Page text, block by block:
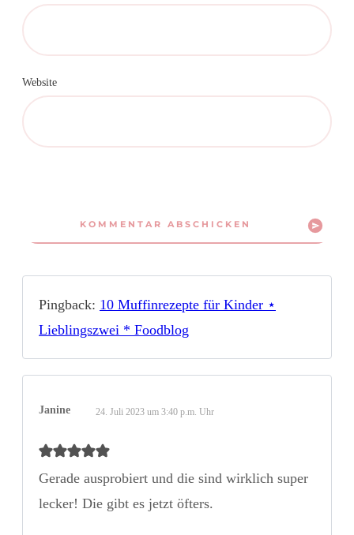
Website
KOMMENTAR ABSCHICKEN
Pingback: 10 Muffinrezepte für Kinder ⋆
Lieblingszwei * Foodblog
Janine 24. Juli 2023 um 3:40 p.m. Uhr
Gerade ausprobiert und die sind wirklich super
lecker! Die gibt es jetzt öfters.